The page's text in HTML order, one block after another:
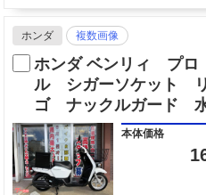
ホンダ 複数画像
ホンダ ベンリィ プ
ル シガーソケット
ゴ ナックルガード
本体価格